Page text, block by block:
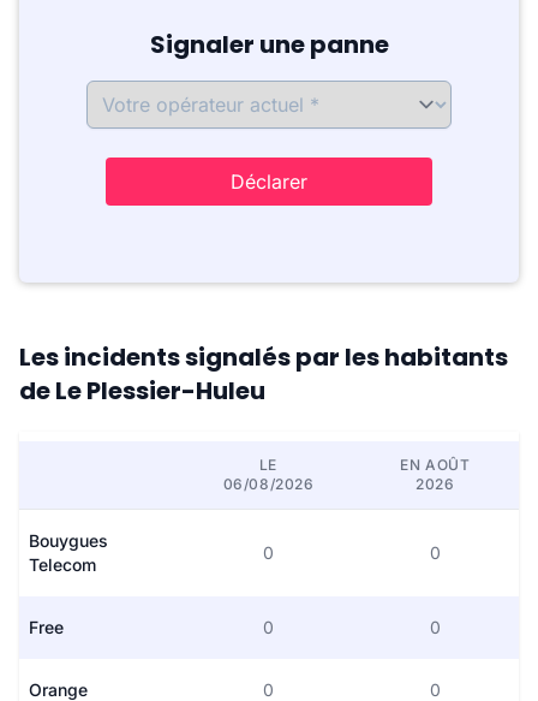
Signaler une panne
Déclarer
Les incidents signalés par les habitants
de Le Plessier-Huleu
LE
06/08/2026
EN AOÛT
2026
Bouygues
Telecom
0 0
Free 0 0
Orange 0 0